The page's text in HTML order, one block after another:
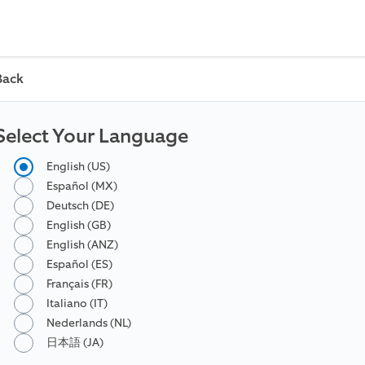
Your Language
English (US)
Español (MX)
Deutsch (DE)
English (GB)
English (ANZ)
Español (ES)
Français (FR)
Italiano (IT)
Nederlands (NL)
日本語 (JA)